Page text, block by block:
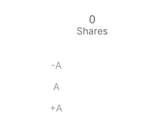
0
Shares
-A
A
+A